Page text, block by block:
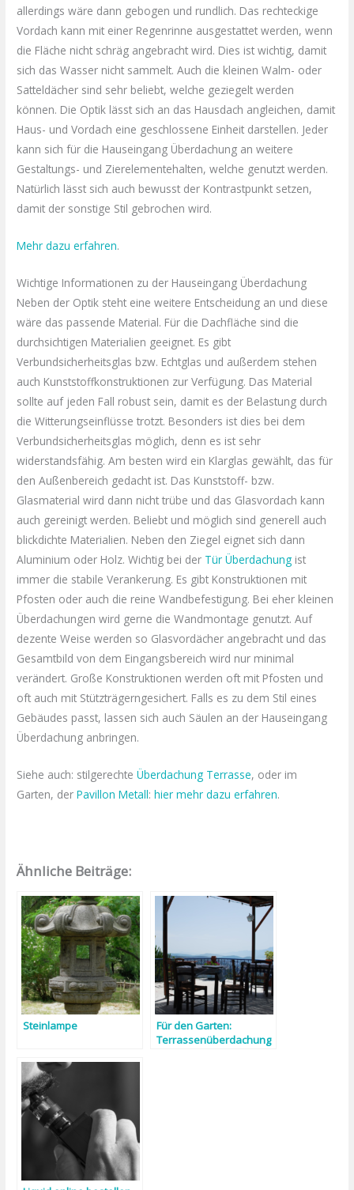
allerdings wäre dann gebogen und rundlich. Das rechteckige
Vordach kann mit einer Regenrinne ausgestattet werden, wenn
die Fläche nicht schräg angebracht wird. Dies ist wichtig, damit
sich das Wasser nicht sammelt. Auch die kleinen Walm- oder
Satteldächer sind sehr beliebt, welche geziegelt werden
können. Die Optik lässt sich an das Hausdach angleichen, damit
Haus- und Vordach eine geschlossene Einheit darstellen. Jeder
kann sich für die Hauseingang Überdachung an weitere
Gestaltungs- und Zierelementehalten, welche genutzt werden.
Natürlich lässt sich auch bewusst der Kontrastpunkt setzen,
damit der sonstige Stil gebrochen wird.
Mehr dazu erfahren.
Wichtige Informationen zu der Hauseingang Überdachung
Neben der Optik steht eine weitere Entscheidung an und diese
wäre das passende Material. Für die Dachfläche sind die
durchsichtigen Materialien geeignet. Es gibt
Verbundsicherheitsglas bzw. Echtglas und außerdem stehen
auch Kunststoffkonstruktionen zur Verfügung. Das Material
sollte auf jeden Fall robust sein, damit es der Belastung durch
die Witterungseinflüsse trotzt. Besonders ist dies bei dem
Verbundsicherheitsglas möglich, denn es ist sehr
widerstandsfähig. Am besten wird ein Klarglas gewählt, das für
den Außenbereich gedacht ist. Das Kunststoff- bzw.
Glasmaterial wird dann nicht trübe und das Glasvordach kann
auch gereinigt werden. Beliebt und möglich sind generell auch
blickdichte Materialien. Neben den Ziegel eignet sich dann
Aluminium oder Holz. Wichtig bei der Tür Überdachung ist
immer die stabile Verankerung. Es gibt Konstruktionen mit
Pfosten oder auch die reine Wandbefestigung. Bei eher kleinen
Überdachungen wird gerne die Wandmontage genutzt. Auf
dezente Weise werden so Glasvordächer angebracht und das
Gesamtbild von dem Eingangsbereich wird nur minimal
verändert. Große Konstruktionen werden oft mit Pfosten und
oft auch mit Stützträgerngesichert. Falls es zu dem Stil eines
Gebäudes passt, lassen sich auch Säulen an der Hauseingang
Überdachung anbringen.
Siehe auch: stilgerechteÜberdachung Terrasse, oder im
Garten, derPavillon Metall:hier mehr dazu erfahren.
Ähnliche Beiträge:
Steinlampe
Für den Garten:
Terrassenüberdachung